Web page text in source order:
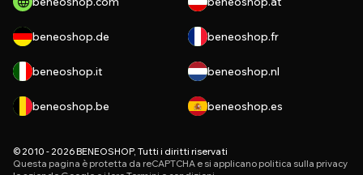
beneoshop.de beneoshop.fr
beneoshop.it beneoshop.nl
beneoshop.be beneoshop.es
© 2010 - 2026 BENEOSHOP, Tutti i diritti riservati
Questa pagina è protetta da reCAPTCHA e si applicano politica sulla privacy